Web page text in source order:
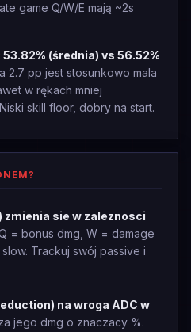
game Q/W/E mają ~2s
(średnia) vs 56.52%
2.7 pp jest stosunkowo mala
w rękach mniej
skill floor, dobry na start.
zmienia sie w zaleznosci
= bonus dmg, W = damage
Trackuj swój passive i
na wroga ADC w
jego dmg o znaczacy %.